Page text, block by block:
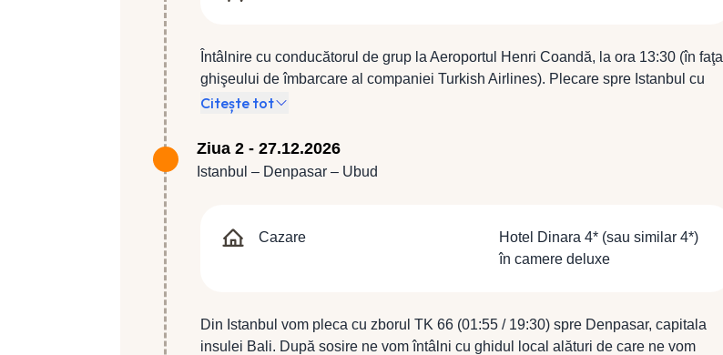
Întâlnire cu conducătorul de grup la Aeroportul Henri Coandă, la ora 13:30 (în faţa
ghişeului de îmbarcare al companiei Turkish Airlines). Plecare spre Istanbul cu
compania Turkish Airlines, zbor TK 1040 (15:30 / 18:05).
Citește tot
Ziua 2 - 27.12.2026
Istanbul – Denpasar – Ubud
Cazare
Hotel Dinara 4* (sau similar 4*)
în camere deluxe
Din Istanbul vom pleca cu zborul TK 66 (01:55 / 19:30) spre Denpasar, capitala
insulei Bali. După sosire ne vom întâlni cu ghidul local alături de care ne vom